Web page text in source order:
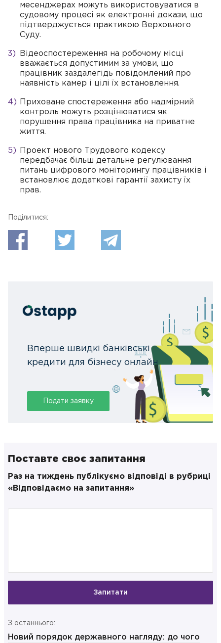
месенджерах можуть використовуватися в
судовому процесі як електронні докази, що
підтверджується практикою Верховного
Суду.
Відеоспостереження на робочому місці
вважається допустимим за умови, що
працівник заздалегідь повідомлений про
наявність камер і цілі їх встановлення.
Приховане спостереження або надмірний
контроль можуть розцінюватися як
порушення права працівника на приватне
життя.
Проект нового Трудового кодексу
передбачає більш детальне регулювання
питань цифрового моніторингу працівників і
встановлює додаткові гарантії захисту їх
прав.
Поділитися:
Вперше швидкі банківські
кредити для бізнесу онлайн
Подати заявку
Поставте своє запитання
Раз на тиждень публікуємо відповіді в рубриці
«Відповідаємо на запитання»
Запитати
З останнього:
Новий порядок державного нагляду: до чого